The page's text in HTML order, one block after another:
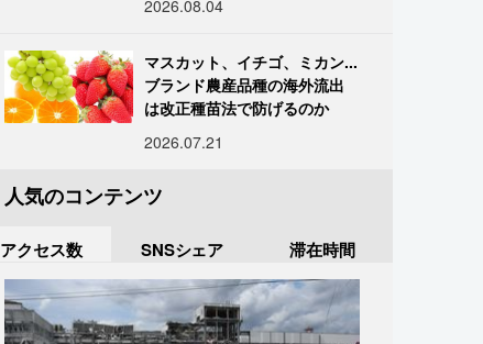
2026.08.04
マスカット、イチゴ、ミカン...
ブランド農産品種の海外流出
は改正種苗法で防げるのか
2026.07.21
人気のコンテンツ
アクセス数 SNSシェア 滞在時間